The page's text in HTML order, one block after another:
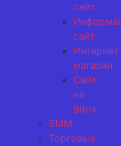
сайт
сайт
Интернет
магазин
Сайт
на
Bitrix
SMM
Торговые